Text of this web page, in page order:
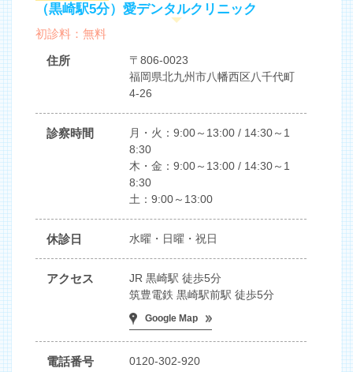
（黒崎駅5分）愛デンタルクリニック
初診料：無料
住所
〒806-0023
福岡県北九州市八幡西区八千代町
4-26
診察時間
月・火：9:00～13:00 / 14:30～1
8:30
木・金：9:00～13:00 / 14:30～1
8:30
土：9:00～13:00
休診日 水曜・日曜・祝日
アクセス
JR 黒崎駅 徒歩5分
筑豊電鉄 黒崎駅前駅 徒歩5分
Google Map
電話番号 0120-302-920